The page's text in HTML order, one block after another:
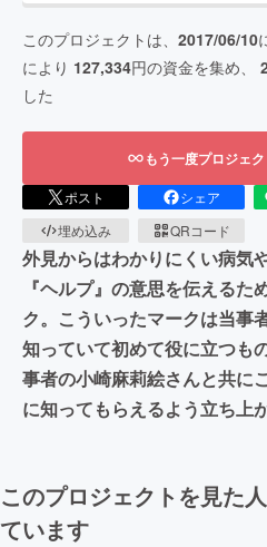
このプロジェクトは、 2017/06/10
により 127,334円の資金を集め、
した
もう一度プロジェ
ポスト シェア
埋め込み
QRコード
外見からはわかりにくい病気
『ヘルプ』の意思を伝える
ク。こういったマークは当事
知っていて初めて役に立つも
事者の小崎麻莉絵さんと共に
に知ってもらえるよう立ち上
このプロジェクトを見た
ています